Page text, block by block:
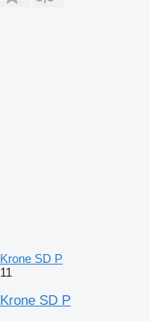
Krone SD P
11
Krone SD P